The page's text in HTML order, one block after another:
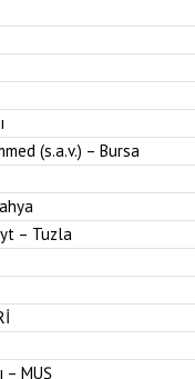
(s.a.v.) – Bursa
– Tuzla
– MUŞ